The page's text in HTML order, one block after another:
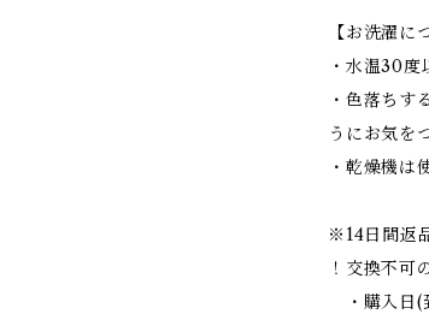
【お洗濯に
・水温30
・色落ちす
うにお気を
・乾燥機は
※14日間返
！交換不可
・購入日(